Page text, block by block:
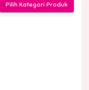
Pilih Kategori Produk